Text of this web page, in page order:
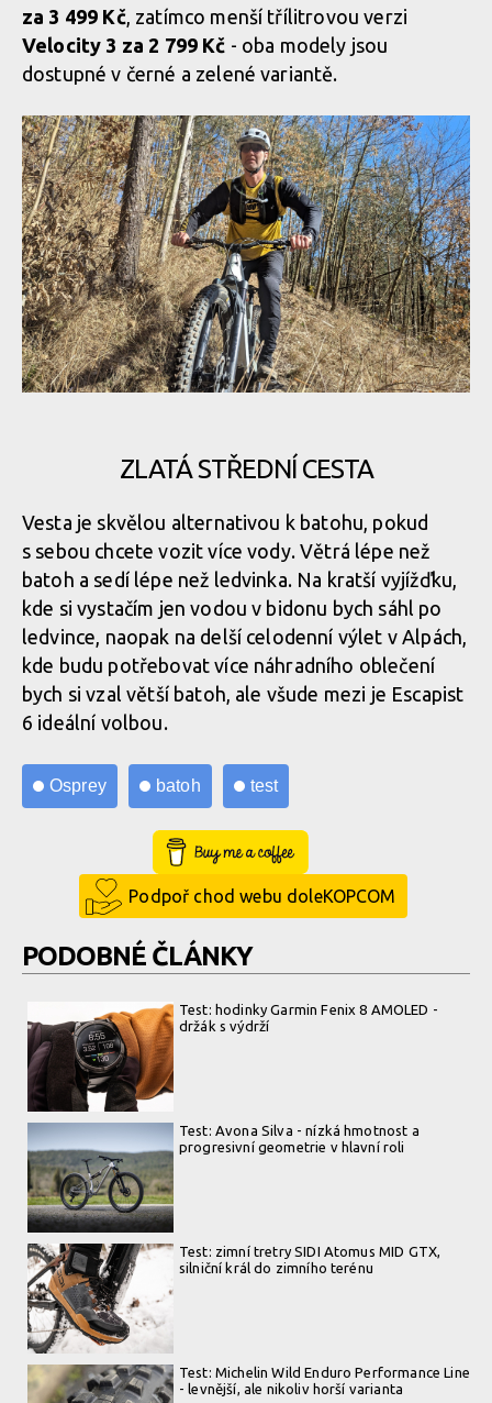
Osprey Escapist Velocity 6
Osprey Escapist Velocity 6
Osprey Escapist Velocity 6
Osprey Escapist Velocity 6
Osprey Escapist Velocity 6
Osprey Escapist Velocity 6
Osprey Escapist Velocity 6
Osprey Escapist Velocity 6
Osprey Escapist Velocity 6
za 3 499 Kč, zatímco menší třílitrovou verzi
Velocity 3 za 2 799 Kč - oba modely jsou
dostupné v černé a zelené variantě.
ZLATÁ STŘEDNÍ CESTA
Vesta je skvělou alternativou k batohu, pokud
s sebou chcete vozit více vody. Větrá lépe než
batoh a sedí lépe než ledvinka. Na kratší vyjížďku,
kde si vystačím jen vodou v bidonu bych sáhl po
ledvince, naopak na delší celodenní výlet v Alpách,
kde budu potřebovat více náhradního oblečení
bych si vzal větší batoh, ale všude mezi je Escapist
6 ideální volbou.
Osprey batoh test
Buy Me a Coffee
Podpoř chod webu doleKOPCOM
PODOBNÉ ČLÁNKY
Test: hodinky Garmin Fenix 8 AMOLED -
držák s výdrží
Test: Avona Silva - nízká hmotnost a
progresivní geometrie v hlavní roli
Test: zimní tretry SIDI Atomus MID GTX,
silniční král do zimního terénu
Test: Michelin Wild Enduro Performance Line
- levnější, ale nikoliv horší varianta